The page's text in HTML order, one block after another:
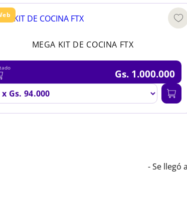
MEGA KIT DE COCINA FTX
Gs. 1.000.000
- Se llegó